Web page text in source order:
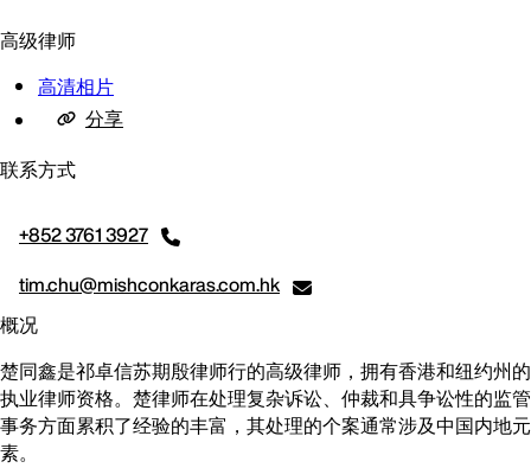
高级律师
高清相片
分享
联系方式
+852 3761 3927
tim.chu@mishconkaras.com.hk
概况
楚同鑫是祁卓信苏期殷律师行的高级律师，拥有香港和纽约州的
执业律师资格。楚律师在处理复杂诉讼、仲裁和具争讼性的监管
事务方面累积了经验的丰富，其处理的个案通常涉及中国内地元
素。